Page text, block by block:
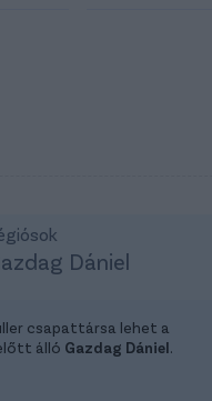
Dániel
csapattársa lehet a
álló Gazdag Dániel.